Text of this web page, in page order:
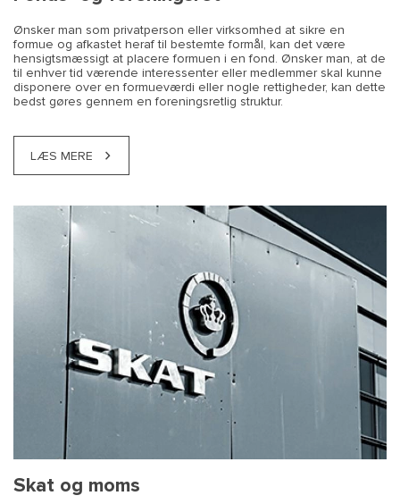
Ønsker man som privatperson eller virksomhed at sikre en
formue og afkastet heraf til bestemte formål, kan det være
hensigtsmæssigt at placere formuen i en fond. Ønsker man, at de
til enhver tid værende interessenter eller medlemmer skal kunne
disponere over en formueværdi eller nogle rettigheder, kan dette
bedst gøres gennem en foreningsretlig struktur.
LÆS MERE
Skat og moms